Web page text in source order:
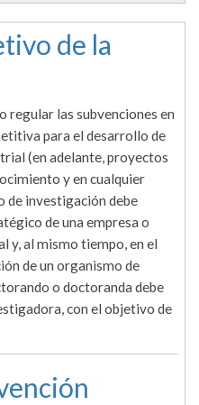
de la
regular las subvenciones en
para el desarrollo de
(en adelante, proyectos
y en cualquier
de investigación debe
de una empresa o
y, al mismo tiempo, en el
de un organismo de
o doctoranda debe
con el objetivo de